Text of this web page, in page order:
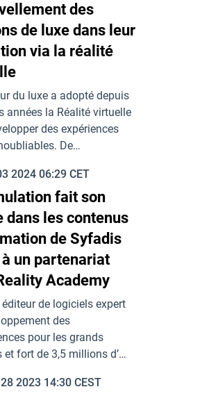
des
de luxe dans leur
via la réalité
du luxe a adopté depuis
années la Réalité virtuelle
des expériences
De…
2024 06:29 CET
fait son
dans les contenus
de Syfadis
un partenariat
Academy
de logiciels expert
des
pour les grands
et fort de 3,5 millions d’…
2023 14:30 CEST